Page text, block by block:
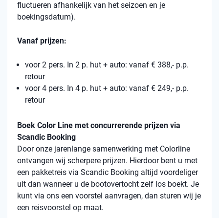
fluctueren afhankelijk van het seizoen en je
boekingsdatum).
Vanaf prijzen:
voor 2 pers. In 2 p. hut + auto: vanaf € 388,- p.p.
retour
voor 4 pers. In 4 p. hut + auto: vanaf € 249,- p.p.
retour
Boek Color Line met concurrerende prijzen via
Scandic Booking
Door onze jarenlange samenwerking met Colorline
ontvangen wij scherpere prijzen. Hierdoor bent u met
een pakketreis via Scandic Booking altijd voordeliger
uit dan wanneer u de bootovertocht zelf los boekt. Je
kunt via ons een voorstel aanvragen, dan sturen wij je
een reisvoorstel op maat.